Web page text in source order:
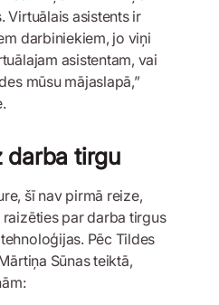
Virtuālais asistents ir
darbiniekiem, jo viņi
asistentam, vai
mūsu mājaslapā,”
darba tirgu
šī nav pirmā reize,
par darba tirgus
Pēc Tildes
Sūnas teiktā,